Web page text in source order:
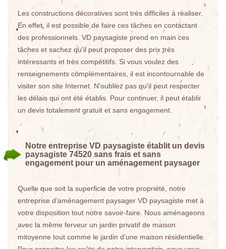
Les constructions décoratives sont très difficiles à réaliser.
En effet, il est possible de faire ces tâches en contactant
des professionnels. VD paysagiste prend en main ces
tâches et sachez qu'il peut proposer des prix très
intéressants et très compétitifs. Si vous voulez des
renseignements complémentaires, il est incontournable de
visiter son site Internet. N'oubliez pas qu'il peut respecter
les délais qui ont été établis. Pour continuer, il peut établir
un devis totalement gratuit et sans engagement.
Notre entreprise VD paysagiste établit un devis
paysagiste 74520 sans frais et sans
engagement pour un aménagement paysager
Quelle que soit la superficie de votre propriété, notre
entreprise d’aménagement paysager VD paysagiste met à
votre disposition tout notre savoir-faire. Nous aménageons
avec la même ferveur un jardin privatif de maison
mitoyenne tout comme le jardin d’une maison résidentielle.